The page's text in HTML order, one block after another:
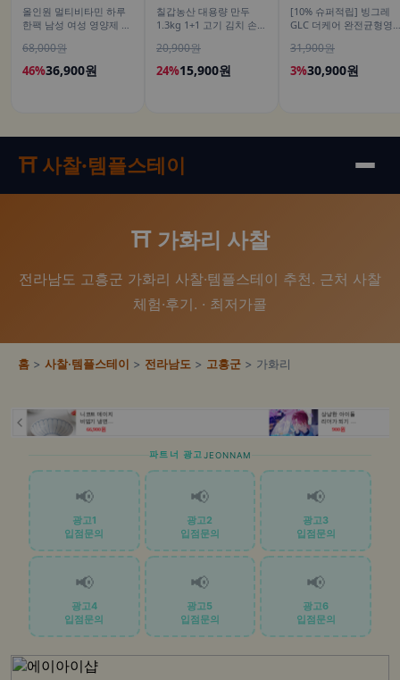
올인원 멀티비타민 하루
한팩 남성 여성 영양제 오
68,000원
46%36,900원
칠갑농산 대용량 만두
1.3kg 1+1 고기 김치 손만
20,900원
24%15,900원
[10% 슈퍼적립] 빙그레
GLC 더케어 완전균형영
개
31,900원
3%30,900원
⛩️ 사찰·템플스테이
⛩️ 가화리 사찰
전라남도 고흥군 가화리 사찰·템플스테이 추천. 근처 사찰
체험·후기. · 최저가콜
홈 > 사찰·템플스테이 > 전라남도 > 고흥군 > 가화리
파트너 광고JEONNAM
📢
광고1
입점문의
📢
광고2
입점문의
📢
광고3
입점문의
📢
광고4
입점문의
📢
광고5
입점문의
📢
광고6
입점문의